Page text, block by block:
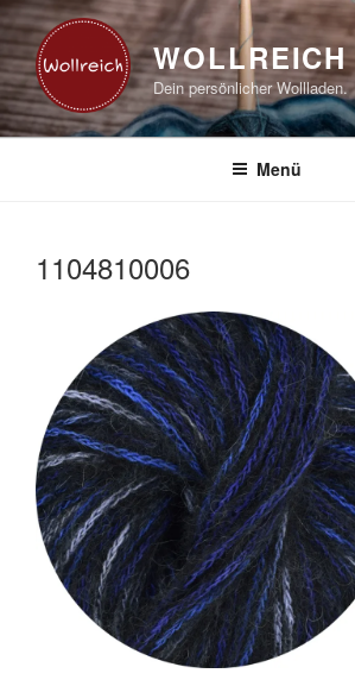
Zum
Inhalt
springen
WOLLREICH
Dein persönlicher Wollladen.
Menü
1104810006